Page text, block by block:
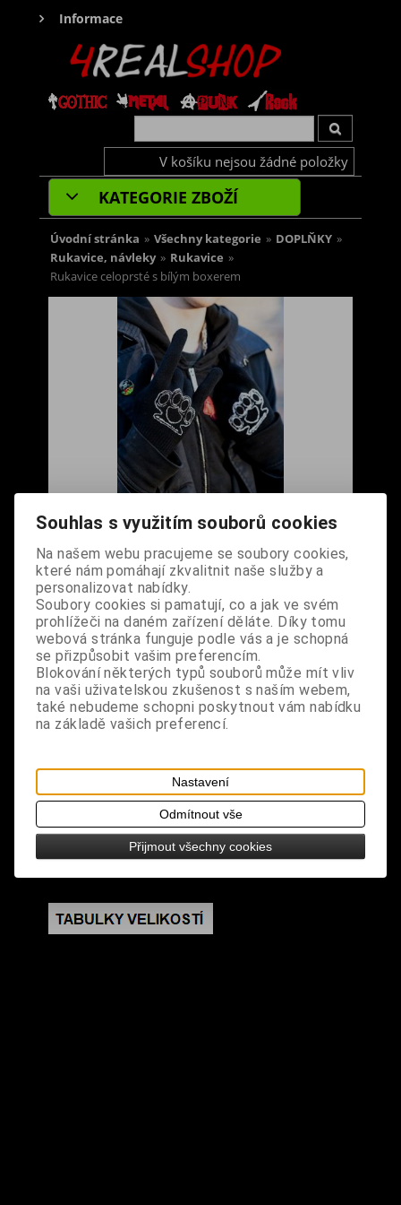
Informace
V košíku nejsou žádné položky
KATEGORIE ZBOŽÍ
Úvodní stránka » Všechny kategorie » DOPLŇKY »
Rukavice, návleky » Rukavice »
Rukavice celoprsté s bílým boxerem
Cena s DPH:320 Kč
Dodání dny:skladem
ks
Koupit
Tabulky velikostí: zde
Výrobce:import DE
Katalogové číslo:DOMBRUKBPUS6755
Záruka (měsíců): 24
Dotaz na výrobek
materiál: 80% akryl, 20% elastan
design: černé rukavice s bílým motivem boxera
velikost: universální
Souhlas s využitím souborů cookies
Na našem webu pracujeme se soubory cookies,
které nám pomáhají zkvalitnit naše služby a
personalizovat nabídky.
Soubory cookies si pamatují, co a jak ve svém
prohlížeči na daném zařízení děláte. Díky tomu
webová stránka funguje podle vás a je schopná
se přizpůsobit vašim preferencím.
Blokování některých typů souborů může mít vliv
na vaši uživatelskou zkušenost s naším webem,
také nebudeme schopni poskytnout vám nabídku
na základě vašich preferencí.
Nastavení
Odmítnout vše
Přijmout všechny cookies